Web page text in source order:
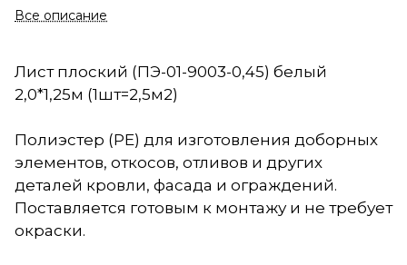
Все описание
Лист плоский (ПЭ-01-9003-0,45) белый
2,0*1,25м (1шт=2,5м2)
Полиэстер (PE) для изготовления доборных
элементов, откосов, отливов и других
деталей кровли, фасада и ограждений.
Поставляется готовым к монтажу и не требует
окраски.